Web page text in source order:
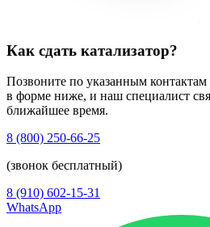
Как сдать катализатор?
Позвоните по указанным контактам
в форме ниже, и наш специалист
ближайшее время.
8 (800) 250-66-25
(звонок бесплатный)
8 (910) 602-15-31
WhatsApp